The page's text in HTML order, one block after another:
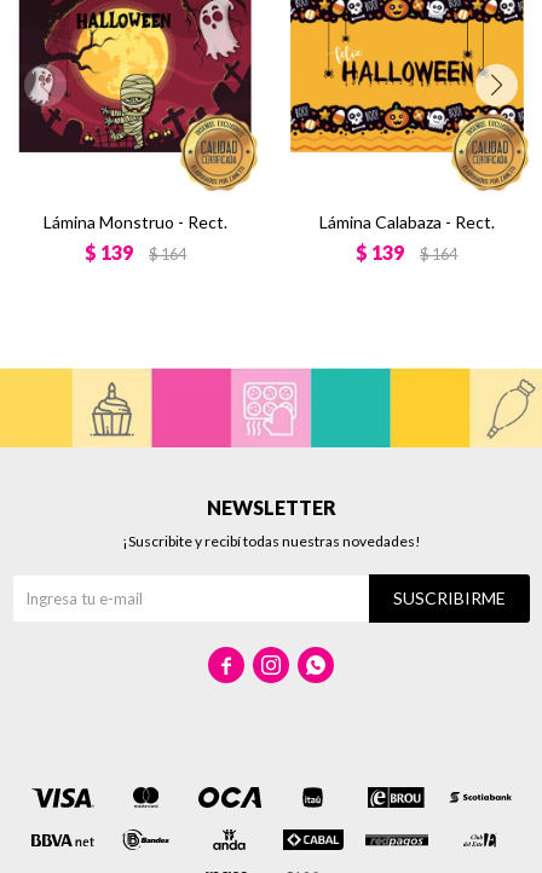
Lámina Monstruo - Rect.
$ 139 $164
Lámina Calabaza - Rect.
$ 139 $164
NEWSLETTER
¡Suscribite y recibí todas nuestras novedades!
SUSCRIBIRME
  